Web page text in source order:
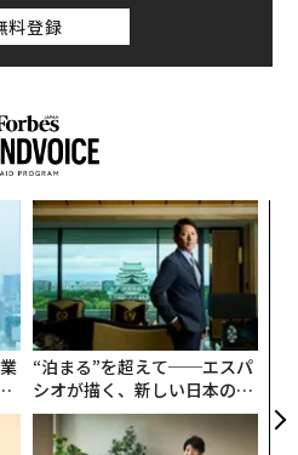
from the copter, the
ODS-SA Bradley and the
with the 🇺🇦47th Separa
(@front_ukrainian)
意に介さず、国境近くのロ
まで到達した。ドローンの映
を見る限り、ロシア側から
ライナ軍でブラッドレーとエ
の部隊である陸軍の精鋭第47
競り合いに勝利したようだ。
料登録
“泊まる”を超えて──エスパ
シオが描く、新しい日本のラ
グジュアリー（前編）